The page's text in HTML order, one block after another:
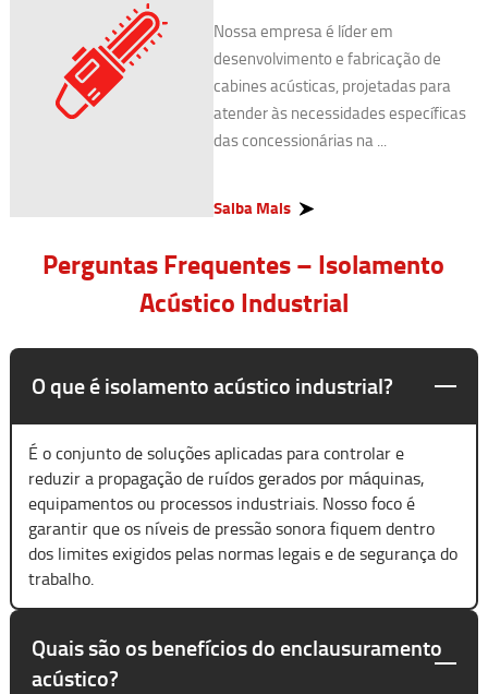
Nossa empresa é líder em
desenvolvimento e fabricação de
cabines acústicas, projetadas para
atender às necessidades específicas
das concessionárias na ...
Saiba Mais
Perguntas Frequentes – Isolamento
Acústico Industrial
O que é isolamento acústico industrial?
É o conjunto de soluções aplicadas para controlar e
reduzir a propagação de ruídos gerados por máquinas,
equipamentos ou processos industriais. Nosso foco é
garantir que os níveis de pressão sonora fiquem dentro
dos limites exigidos pelas normas legais e de segurança do
trabalho.
Quais são os benefícios do enclausuramento
acústico?